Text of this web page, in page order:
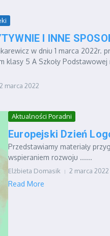
I INNE
w dniu 1 marca 2022r.
klasy 5 A Szkoły
2 marca 2022
Aktualności Poradni
Europejski Dzień
Przedstawiamy materiały
wspieraniem rozwoju ......
Elżbieta Domasik 2 marca 2022
Read More